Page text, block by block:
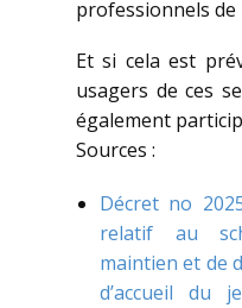
professionnels de
Et si cela est
usagers de ces
également
Sources :
Décret no
relatif au
maintien et de
d’accueil du